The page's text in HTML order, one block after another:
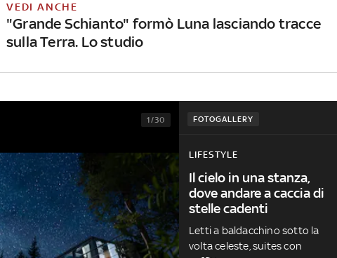
VEDI ANCHE
"Grande Schianto" formò Luna lasciando tracce
sulla Terra. Lo studio
FOTOGALLERY
1/30
LIFESTYLE
Il cielo in una stanza,
dove andare a caccia di
stelle cadenti
Letti a baldacchino sotto la
volta celeste, suites con